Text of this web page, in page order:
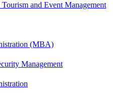
and Event Management
(MBA)
Management